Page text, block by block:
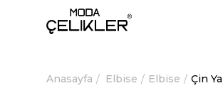
Anasayfa Elbise Elbise Çin